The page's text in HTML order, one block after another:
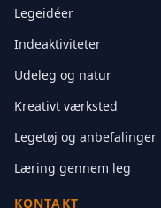
Legeidéer
Indeaktiviteter
Udeleg og natur
Kreativt værksted
Legetøj og anbefalinger
Læring gennem leg
KONTAKT